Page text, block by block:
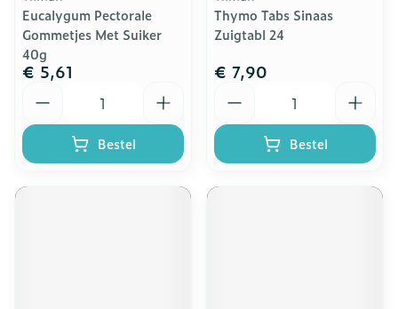
Eucalygum Pectorale
Gommetjes Met Suiker
40g
€ 5,61
Bestel
Thymo Tabs Sinaas
Zuigtabl 24
€ 7,90
Bestel